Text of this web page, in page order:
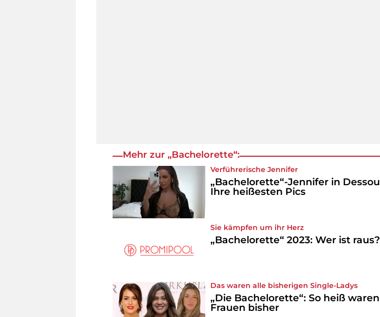
Mehr zur „Bachelorette“:
Verführerische Jennifer
„Bachelorette“-Jennifer in
Ihre heißesten Pics
Sie kämpfen um ihr Herz
„Bachelorette“ 2023: Wer ist raus?
Das waren alle bisherigen Single-Ladys
„Die Bachelorette“: So heiß
Frauen bisher